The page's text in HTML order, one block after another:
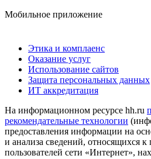
Мобильное приложение
Этика и комплаенс
Оказание услуг
Использование сайтов
Защита персональных данных
ИТ аккредитация
На информационном ресурсе hh.ru
рекомендательные технологии
предоставления информации на
и анализа сведений, относящихся к
пользователей сети «Интернет»,